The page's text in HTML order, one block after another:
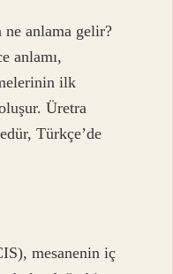
ne anlama gelir?
anlamı,
ilk
Üretra
Türkçe’de
mesanenin iç